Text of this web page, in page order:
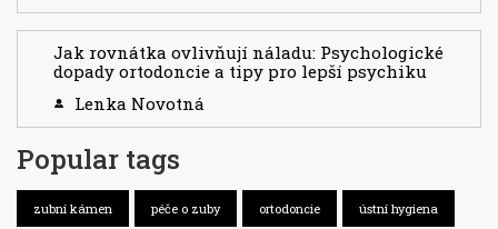
Jak rovnátka ovlivňují náladu: Psychologické
dopady ortodoncie a tipy pro lepší psychiku
Lenka Novotná
Popular tags
zubní kámen péče o zuby ortodoncie ústní hygiena